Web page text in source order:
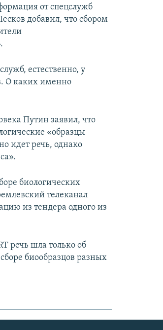
от спецслужб
добавил, что сбором
естественно, у
О каких именно
Путин заявил, что
«образцы
идет речь, однако
биологических
телеканал
из тендера одного из
речь шла только об
биообразцов разных